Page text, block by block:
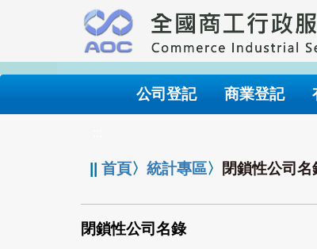
要
內
公司登記 商業登記
||首頁〉統計專區〉 閉鎖性公司名
閉鎖性公司名錄